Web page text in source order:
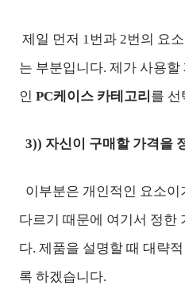
제일 먼저 1번과 2번의 요
는 부분입니다. 제가 사용할
인 PC케이스 카테고리 를 선
3)) 자신이 구매할 가격을
이부분은 개인적인 요소이
다르기 때문에 여기서 정한
다. 제품을 설명할 때 대략
록 하겠습니다.